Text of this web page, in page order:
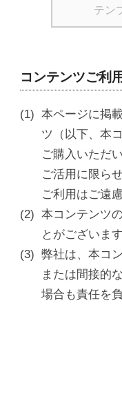
コンテンツご利
本ページに掲
ツ（以下、本
ご購入いただ
ご活用に限ら
ご利用はご遠
本コンテンツ
とがございます
弊社は、本コ
または間接的
場合も責任を